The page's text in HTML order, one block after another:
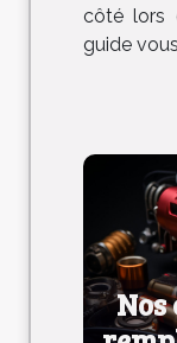
côté lors
guide
Nos